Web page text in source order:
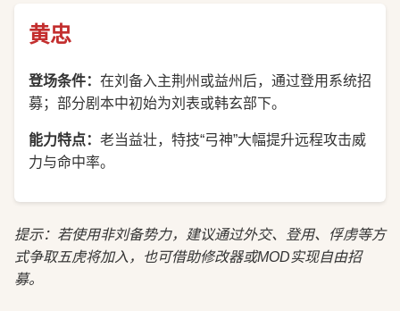
黄忠
登场条件： 在刘备入主荆州或益州后，通过登用系统招
募；部分剧本中初始为刘表或韩玄部下。
能力特点： 老当益壮，特技“弓神”大幅提升远程攻击威
力与命中率。
提示：若使用非刘备势力，建议通过外交、登用、俘虏等方
式争取五虎将加入，也可借助修改器或MOD实现自由招
募。